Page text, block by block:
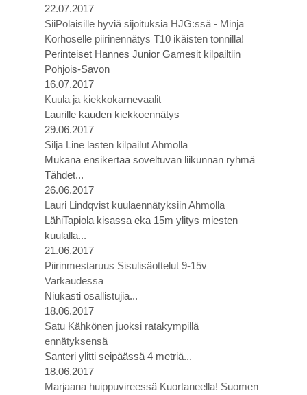
22.07.2017
SiiPolaisille hyviä sijoituksia HJG:ssä - Minja
Korhoselle piirinennätys T10 ikäisten tonnilla!
Perinteiset Hannes Junior Gamesit kilpailtiin
Pohjois-Savon
16.07.2017
Kuula ja kiekkokarnevaalit
Laurille kauden kiekkoennätys
29.06.2017
Silja Line lasten kilpailut Ahmolla
Mukana ensikertaa soveltuvan liikunnan ryhmä
Tähdet...
26.06.2017
Lauri Lindqvist kuulaennätyksiin Ahmolla
LähiTapiola kisassa eka 15m ylitys miesten
kuulalla...
21.06.2017
Piirinmestaruus Sisulisäottelut 9-15v
Varkaudessa
Niukasti osallistujia...
18.06.2017
Satu Kähkönen juoksi ratakympillä
ennätyksensä
Santeri ylitti seipäässä 4 metriä...
18.06.2017
Marjaana huippuvireessä Kuortaneella! Suomen